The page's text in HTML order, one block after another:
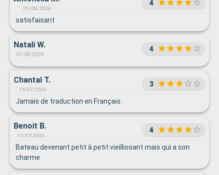
01/08/2026
4
satisfaisant
Natali W.
01/08/2026
4
Chantal T.
19/07/2026
3
Jamais de traduction en Français .
Benoit B.
11/07/2026
4
Bateau devenant petit à petit vieillissant mais qui a son
charme